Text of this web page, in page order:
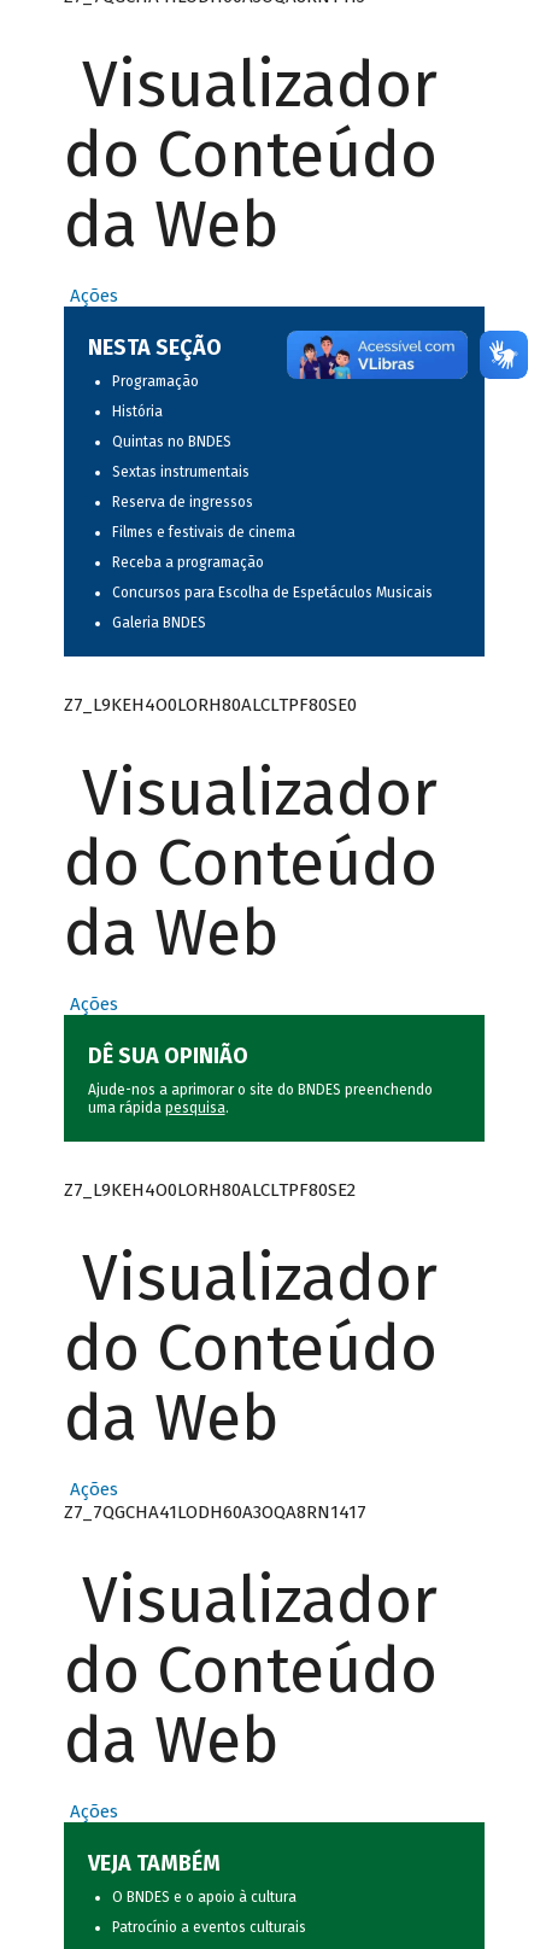
Visualizador
do Conteúdo
da Web
Ações
NESTA SEÇÃO
Programação
História
Quintas no BNDES
Sextas instrumentais
Reserva de ingressos
Filmes e festivais de cinema
Receba a programação
Concursos para Escolha de Espetáculos Musicais
Galeria BNDES
Z7_L9KEH4O0LORH80ALCLTPF80SE0
Visualizador
do Conteúdo
da Web
Ações
DÊ SUA OPINIÃO
Ajude-nos a aprimorar o site do BNDES preenchendo
uma rápida pesquisa.
Z7_L9KEH4O0LORH80ALCLTPF80SE2
Visualizador
do Conteúdo
da Web
Ações
Z7_7QGCHA41LODH60A3OQA8RN1417
Visualizador
do Conteúdo
da Web
Ações
VEJA TAMBÉM
O BNDES e o apoio à cultura
Patrocínio a eventos culturais